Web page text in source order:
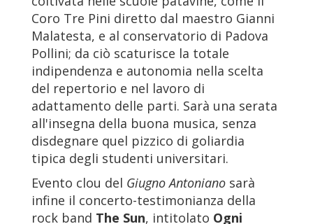
Coro Tre Pini diretto dal maestro Gianni
Malatesta, e al conservatorio di Padova
Pollini; da ciò scaturisce la totale
indipendenza e autonomia nella scelta
del repertorio e nel lavoro di
adattamento delle parti. Sarà una serata
all'insegna della buona musica, senza
disdegnare quel pizzico di goliardia
tipica degli studenti universitari.
Evento clou del Giugno Antoniano sarà
infine il concerto-testimonianza della
rock band The Sun, intitolato Ogni